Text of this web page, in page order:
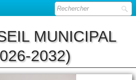
MUNICIPAL
2032)